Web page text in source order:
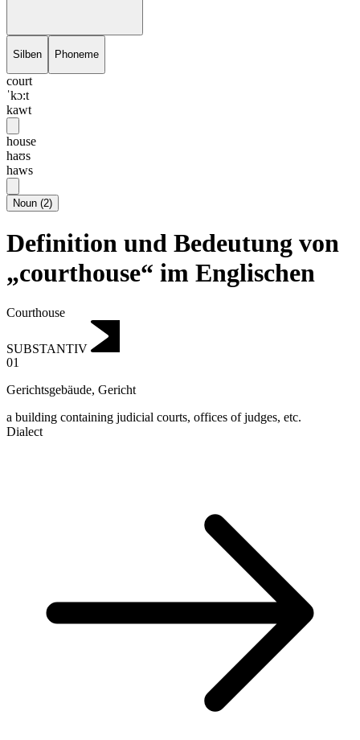
Silben Phoneme
court
ˈkɔ:t
kawt
house
haʊs
haws
Noun (2)
Definition und Bedeutung von
„courthouse“ im Englischen
Courthouse
SUBSTANTIV
01
Gerichtsgebäude, Gericht
a building containing judicial courts, offices of judges, etc.
Dialect